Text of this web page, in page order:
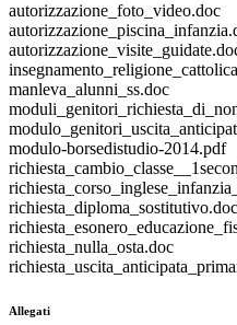
autorizzazione_foto_video.doc
manleva_alunni_ss.doc
modulo-borsedistudio-2014.pdf
richiesta_diploma_sostitutivo.doc
richiesta_nulla_osta.doc
Allegati